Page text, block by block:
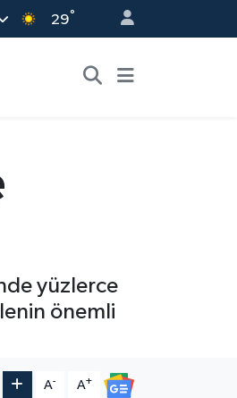
29°
yüzlerce
önemli
A- A+